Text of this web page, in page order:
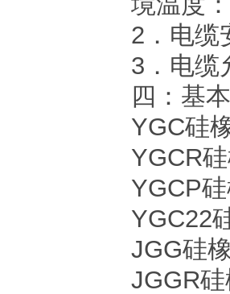
2．电缆
3．电缆
四：基
YGC硅
YGCR
YGCP
YGC22
JGG硅
JGGR